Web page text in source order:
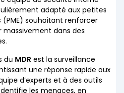
adapté aux petites
souhaitant renforcer
massivement dans des
du MDR est la surveillance
une réponse rapide aux
d’experts et à des outils
les menaces, en